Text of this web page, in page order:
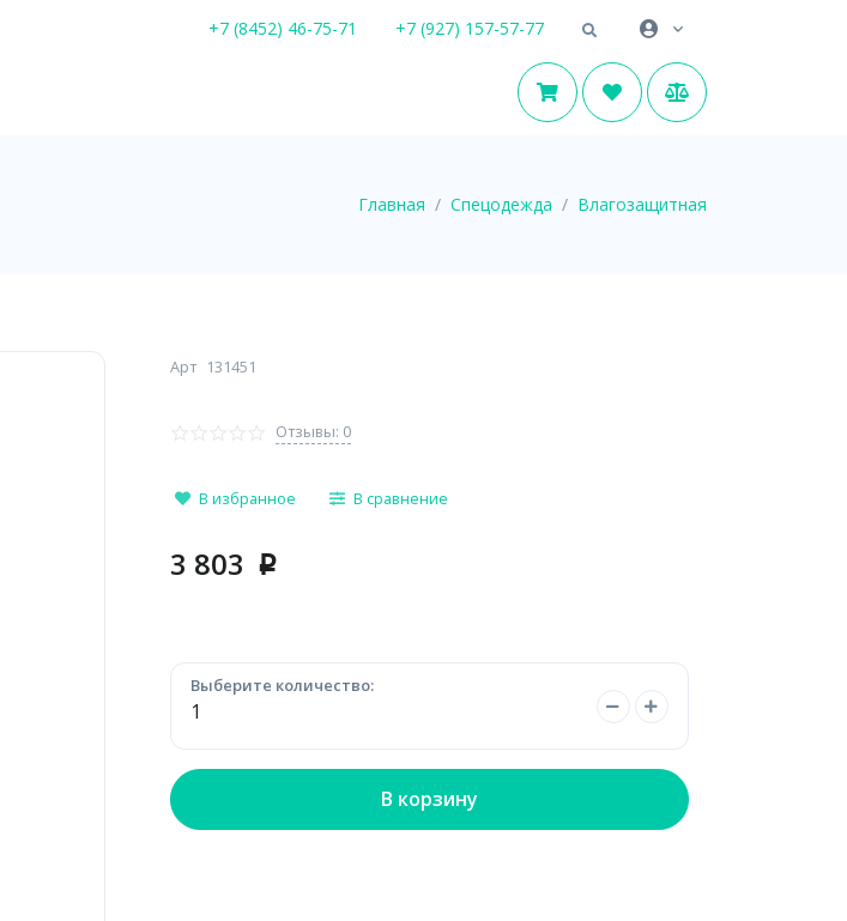
+7 (8452) 46-75-71 +7 (927) 157-57-77
Главная Спецодежда Влагозащитная
Арт 131451
Отзывы: 0
В избранное В сравнение
3 803 p
Выберите количество:
В корзину